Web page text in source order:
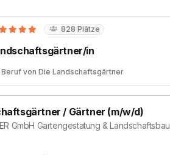
828 Plätze
in
Beruf von Die Landschaftsgärtner
/ Gärtner (m/w/d)
GmbH Gartengestatung & Landschaftsbau